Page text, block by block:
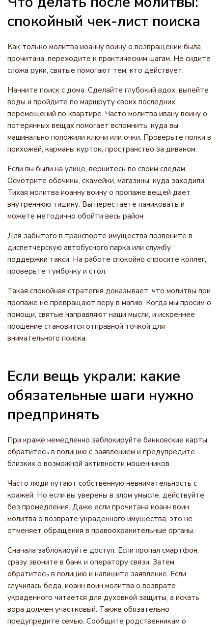
спокойный чек-лист поиска
Как только молитва иоанну воину о возвращении была
прочитана, переходите к практическим шагам. Не сидите
сложа руки, святые помогают тем, кто действует.
Начните поиск с дома. Сделайте глубокий вдох, выпейте
воды и пройдите по маршруту своих последних
перемещений по квартире. Часто молитва ивану воину о
потерянных вещах помогает вспомнить, куда вы
машинально положили ключи или очки. Проверьте полки в
прихожей, карманы курток, пространство за диваном.
Если вы были на улице, вернитесь по своим следам.
Осмотрите обочины, скамейки, магазины, куда заходили.
Тихая молитва иоанну воину о пропаже вещей дает
внутреннюю тишину. Вы перестаете паниковать и
можете методично обойти весь район.
Для забытого в транспорте имущества позвоните в
диспетчерскую автобусного парка или службу
поддержки такси. На работе спокойно спросите коллег,
проверьте тумбочку и стол.
Такая спокойная стратегия доказывает, что молитвы при
пропаже не превращают веру в магию. Когда мы просим о
помощи, святые направляют наши мысли, и искреннее
прошение становится отправной точкой для
внимательного поиска.
Если вещь украли: какие
обязательные шаги нужно
предпринять
При краже немедленно заблокируйте банковские карты,
обратитесь в полицию с заявлением и предупредите
близких о возможной активности мошенников.
Часто люди путают собственную невнимательность с
кражей. Но если вы уверены в злом умысле, действуйте
без промедления. Даже если прочитана иоанн воин
молитва о возврате украденного имущества, это не
отменяет обращения в правоохранительные органы.
Сначала заблокируйте доступ. Если пропал смартфон,
сразу звоните в банк и оператору связи. Затем
обратитесь в полицию и напишите заявление. Если
случилась беда, иоанн воин молитва о возврате
украденного читается для духовной защиты, а искать
вора должен участковый. Также обязательно
предупредите семью. Сообщите родственникам о